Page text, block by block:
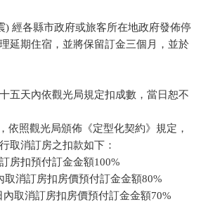
) 經各縣市政府或旅客所在地政府發佈停
延期住宿，並將保留訂金三個月，並於
五天內依觀光局規定扣成數，當日恕不
依照觀光局頒佈《定型化契約》規定，
取消訂房之扣款如下：
房扣預付訂金金額100%
取消訂房扣房價預付訂金金額80%
取消訂房扣房價預付訂金金額70%